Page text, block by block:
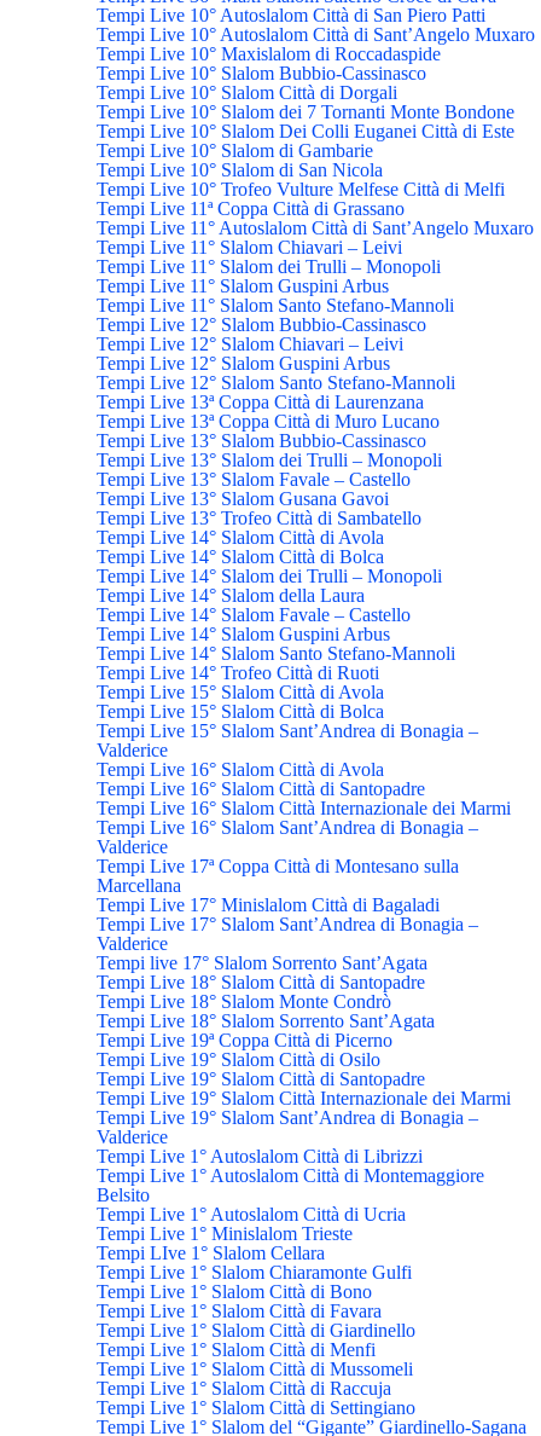
Tempi Live 10° Autoslalom Città di San Piero Patti
Tempi Live 10° Autoslalom Città di Sant’Angelo Muxaro
Tempi Live 10° Maxislalom di Roccadaspide
Tempi Live 10° Slalom Bubbio-Cassinasco
Tempi Live 10° Slalom Città di Dorgali
Tempi Live 10° Slalom dei 7 Tornanti Monte Bondone
Tempi Live 10° Slalom Dei Colli Euganei Città di Este
Tempi Live 10° Slalom di Gambarie
Tempi Live 10° Slalom di San Nicola
Tempi Live 10° Trofeo Vulture Melfese Città di Melfi
Tempi Live 11ª Coppa Città di Grassano
Tempi Live 11° Autoslalom Città di Sant’Angelo Muxaro
Tempi Live 11° Slalom Chiavari – Leivi
Tempi Live 11° Slalom dei Trulli – Monopoli
Tempi Live 11° Slalom Guspini Arbus
Tempi Live 11° Slalom Santo Stefano-Mannoli
Tempi Live 12° Slalom Bubbio-Cassinasco
Tempi Live 12° Slalom Chiavari – Leivi
Tempi Live 12° Slalom Guspini Arbus
Tempi Live 12° Slalom Santo Stefano-Mannoli
Tempi Live 13ª Coppa Città di Laurenzana
Tempi Live 13ª Coppa Città di Muro Lucano
Tempi Live 13° Slalom Bubbio-Cassinasco
Tempi Live 13° Slalom dei Trulli – Monopoli
Tempi Live 13° Slalom Favale – Castello
Tempi Live 13° Slalom Gusana Gavoi
Tempi Live 13° Trofeo Città di Sambatello
Tempi Live 14° Slalom Città di Avola
Tempi Live 14° Slalom Città di Bolca
Tempi Live 14° Slalom dei Trulli – Monopoli
Tempi Live 14° Slalom della Laura
Tempi Live 14° Slalom Favale – Castello
Tempi Live 14° Slalom Guspini Arbus
Tempi Live 14° Slalom Santo Stefano-Mannoli
Tempi Live 14° Trofeo Città di Ruoti
Tempi Live 15° Slalom Città di Avola
Tempi Live 15° Slalom Città di Bolca
Tempi Live 15° Slalom Sant’Andrea di Bonagia –
Valderice
Tempi Live 16° Slalom Città di Avola
Tempi Live 16° Slalom Città di Santopadre
Tempi Live 16° Slalom Città Internazionale dei Marmi
Tempi Live 16° Slalom Sant’Andrea di Bonagia –
Valderice
Tempi Live 17ª Coppa Città di Montesano sulla
Marcellana
Tempi Live 17° Minislalom Città di Bagaladi
Tempi Live 17° Slalom Sant’Andrea di Bonagia –
Valderice
Tempi live 17° Slalom Sorrento Sant’Agata
Tempi Live 18° Slalom Città di Santopadre
Tempi Live 18° Slalom Monte Condrò
Tempi Live 18° Slalom Sorrento Sant’Agata
Tempi Live 19ª Coppa Città di Picerno
Tempi Live 19° Slalom Città di Osilo
Tempi Live 19° Slalom Città di Santopadre
Tempi Live 19° Slalom Città Internazionale dei Marmi
Tempi Live 19° Slalom Sant’Andrea di Bonagia –
Valderice
Tempi Live 1° Autoslalom Città di Librizzi
Tempi Live 1° Autoslalom Città di Montemaggiore
Belsito
Tempi Live 1° Autoslalom Città di Ucria
Tempi Live 1° Minislalom Trieste
Tempi LIve 1° Slalom Cellara
Tempi Live 1° Slalom Chiaramonte Gulfi
Tempi Live 1° Slalom Città di Bono
Tempi Live 1° Slalom Città di Favara
Tempi Live 1° Slalom Città di Giardinello
Tempi Live 1° Slalom Città di Menfi
Tempi Live 1° Slalom Città di Mussomeli
Tempi Live 1° Slalom Città di Raccuja
Tempi Live 1° Slalom Città di Settingiano
Tempi Live 1° Slalom del “Gigante” Giardinello-Sagana